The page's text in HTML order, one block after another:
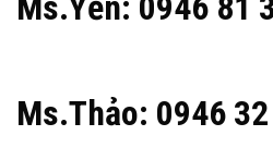
Ms.Thảo: 0946